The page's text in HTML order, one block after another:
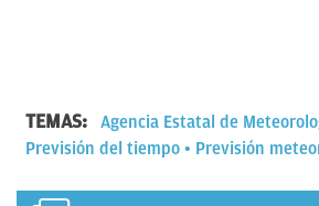
TEMAS: Agencia Estatal de
Previsión del tiempo
Previsión